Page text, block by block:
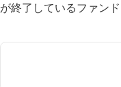
が終了しているファン